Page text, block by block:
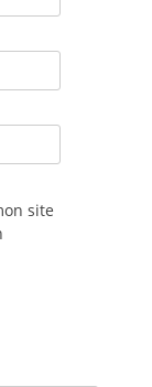
site